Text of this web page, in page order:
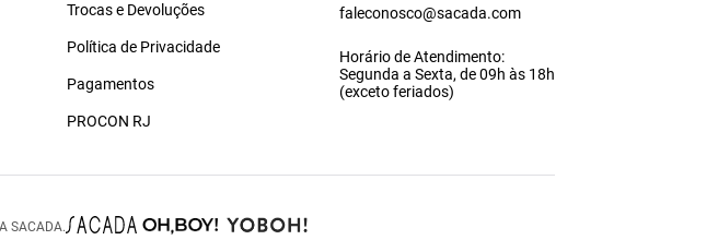
Trocas e Devoluções
Política de Privacidade
Pagamentos
PROCON RJ
faleconosco@sacada.com
Horário de Atendimento:
Segunda a Sexta, de 09h às 18h
(exceto feriados)
SACADA.